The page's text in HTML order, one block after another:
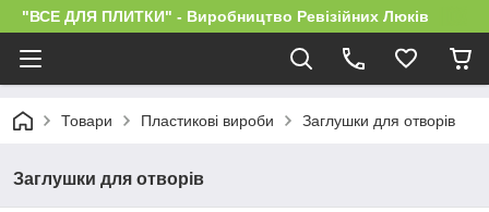
"ВСЕ ДЛЯ ПЛИТКИ" - Виробництво Ревізійних Люків
Товари Пластикові вироби Заглушки для отворів
Заглушки для отворів